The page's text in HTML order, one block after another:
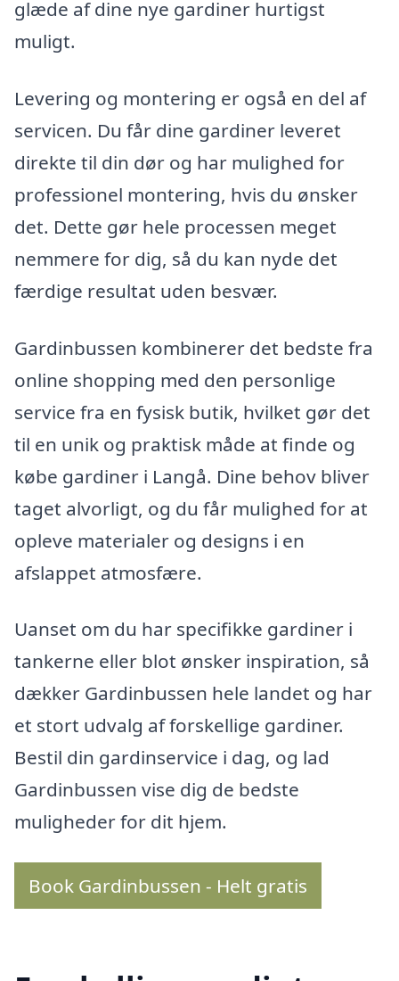
glæde af dine nye gardiner hurtigst
muligt.
Levering og montering er også en del af
servicen. Du får dine gardiner leveret
direkte til din dør og har mulighed for
professionel montering, hvis du ønsker
det. Dette gør hele processen meget
nemmere for dig, så du kan nyde det
færdige resultat uden besvær.
Gardinbussen kombinerer det bedste fra
online shopping med den personlige
service fra en fysisk butik, hvilket gør det
til en unik og praktisk måde at finde og
købe gardiner i Langå. Dine behov bliver
taget alvorligt, og du får mulighed for at
opleve materialer og designs i en
afslappet atmosfære.
Uanset om du har specifikke gardiner i
tankerne eller blot ønsker inspiration, så
dækker Gardinbussen hele landet og har
et stort udvalg af forskellige gardiner.
Bestil din gardinservice i dag, og lad
Gardinbussen vise dig de bedste
muligheder for dit hjem.
Book Gardinbussen - Helt gratis